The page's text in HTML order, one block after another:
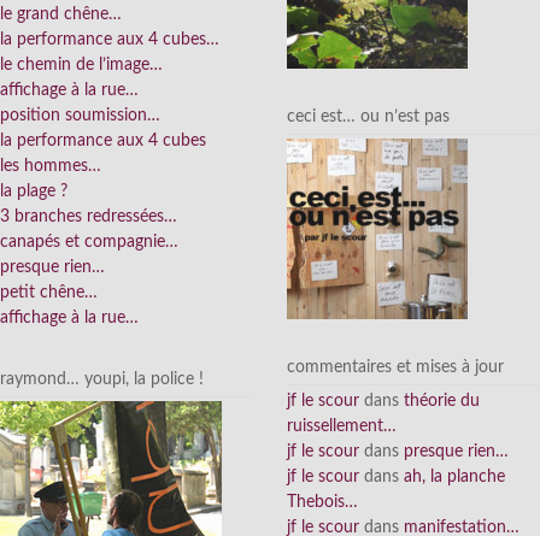
le grand chêne…
la performance aux 4 cubes…
le chemin de l’image…
affichage à la rue…
position soumission…
la performance aux 4 cubes
les hommes…
la plage ?
3 branches redressées…
canapés et compagnie…
presque rien…
petit chêne…
affichage à la rue…
raymond… youpi, la police !
ceci est… ou n’est pas
commentaires et mises à jour
jf le scour dans théorie du
ruissellement…
jf le scour dans presque rien…
jf le scour dans ah, la planche
Thebois…
jf le scour dans manifestation…